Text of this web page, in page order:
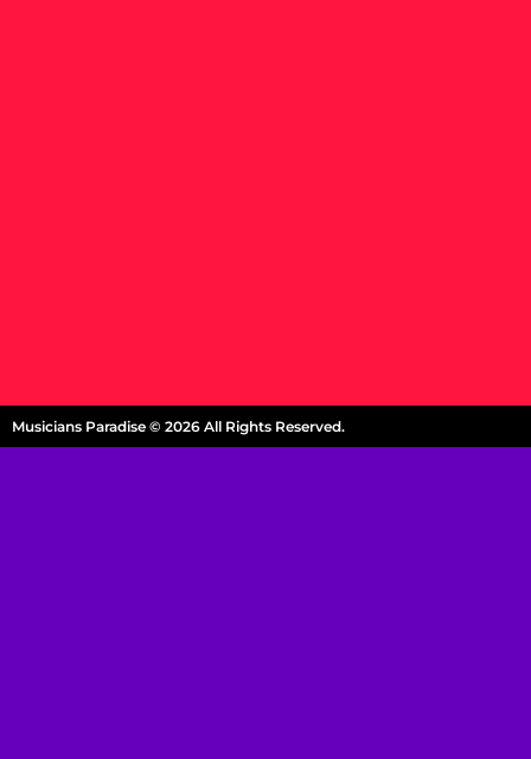
Musicians Paradise © 2026 All Rights Reserved.